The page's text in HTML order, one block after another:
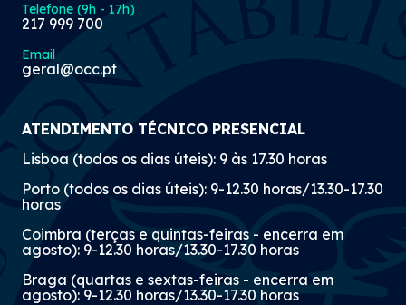
Telefone (9h - 17h)
217 999 700
Email
geral@occ.pt
ATENDIMENTO TÉCNICO PRESENCIAL
Lisboa (todos os dias úteis): 9 às 17.30 horas
Porto (todos os dias úteis): 9-12.30 horas/13.30-17.30
horas
Coimbra (terças e quintas-feiras - encerra em
agosto): 9-12.30 horas/13.30-17.30 horas
Braga (quartas e sextas-feiras - encerra em
agosto): 9-12.30 horas/13.30-17.30 horas